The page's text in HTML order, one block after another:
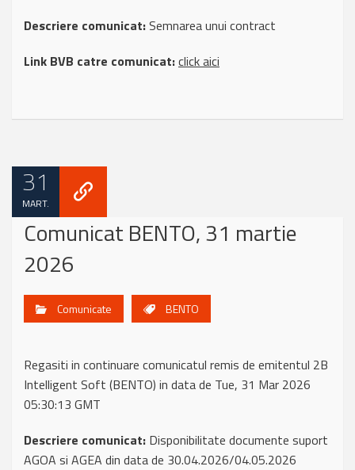
Descriere comunicat:Semnarea unui contract
Link BVB catre comunicat:click aici
31
MART.
Comunicat BENTO, 31 martie
2026
Comunicate BENTO
Regasiti in continuare comunicatul remis de emitentul 2B
Intelligent Soft (BENTO) in data de Tue, 31 Mar 2026
05:30:13 GMT
Descriere comunicat: Disponibilitate documente suport
AGOA si AGEA din data de 30.04.2026/04.05.2026